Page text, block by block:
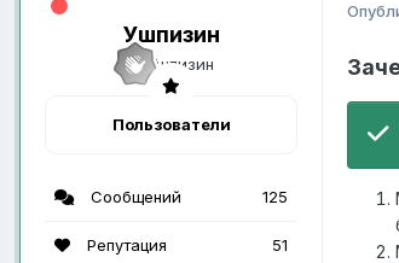
Ушпизин
Пользователи
Сообщений 125
Репутация 51